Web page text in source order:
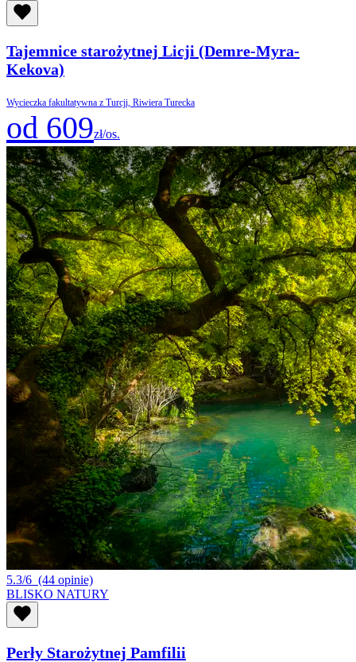
Tajemnice starożytnej Licji (Demre-Myra-
Kekova)
Wycieczka fakultatywna z Turcji, Riwiera Turecka
od 609zł/os.
5.3/6 (44 opinie)
BLISKO NATURY
Perły Starożytnej Pamfilii